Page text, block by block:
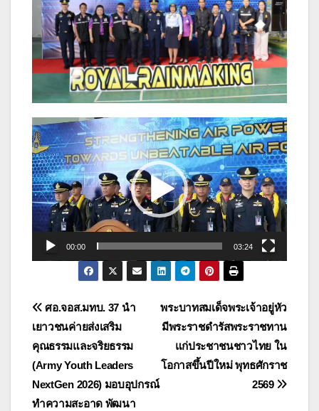
ตัว
เล่น
ไฟล์
วิดีโอ
00:00 03:24
แนะแนว
เรื่อง
พระบาทสมเด็จพระเจ้าอยู่หัว
มีพระราชดำรัสพระราชทาน
แก่ประชาชนชาวไทย ใน
โอกาสขึ้นปีใหม่ พุทธศักราช
2569
ศอ.จอส.มทบ. 37 นำ
เยาวชนค่ายส่งเสริม
คุณธรรมและจริยธรรม
(Army Youth Leaders
NextGen 2026) มอบอุปกรณ์
ทำความสะอาด พัฒนา